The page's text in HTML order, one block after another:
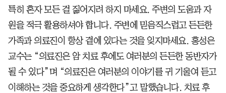
특히 혼자 모든 걸 짊어지려 하지 마세요. 주변의 도움과 자
원을 적극 활용하셔야 합니다. 주변에 믿음직스럽고 든든한
가족과 의료진이 항상 곁에 있다는 것을 잊지마세요. 홍성은
교수는 “의료진은 암 치료 후에도 여러분의 든든한 동반자가
될 수 있다”며 “의료진은 여러분의 이야기를 귀 기울여 듣고
이해하는 것을 중요하게 생각한다”고 말했습니다. 치료 후